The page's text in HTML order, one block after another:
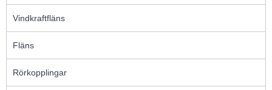
Vindkraftfläns
Fläns
Rörkopplingar